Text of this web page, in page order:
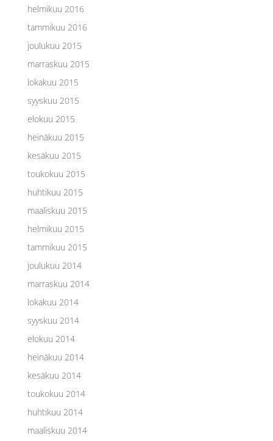
helmikuu 2016
tammikuu 2016
joulukuu 2015
marraskuu 2015
lokakuu 2015
syyskuu 2015
elokuu 2015
heinäkuu 2015
kesäkuu 2015
toukokuu 2015
huhtikuu 2015
maaliskuu 2015
helmikuu 2015
tammikuu 2015
joulukuu 2014
marraskuu 2014
lokakuu 2014
syyskuu 2014
elokuu 2014
heinäkuu 2014
kesäkuu 2014
toukokuu 2014
huhtikuu 2014
maaliskuu 2014